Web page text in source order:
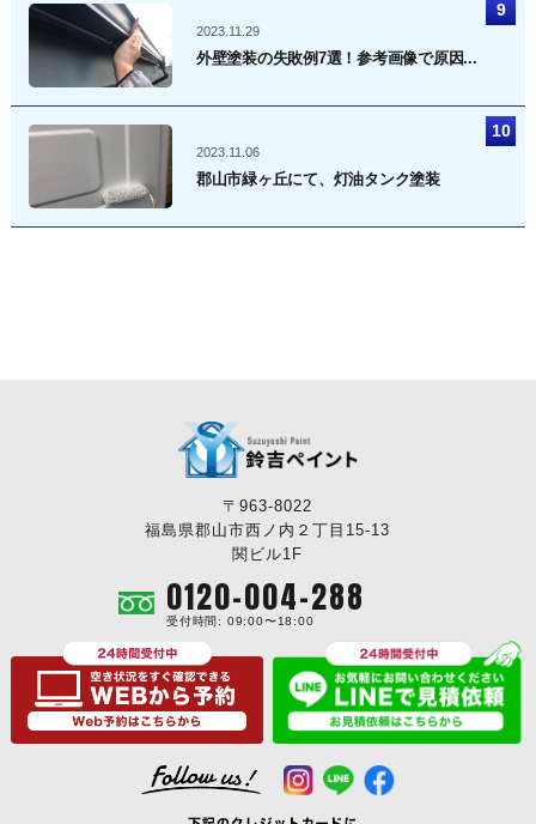
2023.11.29
外壁塗装の失敗例7選！参考画像で原因...
2023.11.06
郡山市緑ヶ丘にて、灯油タンク塗装
〒963-8022
福島県郡山市西ノ内２丁目15-13
関ビル1F
0120-004-288
受付時間: 09:00〜18:00